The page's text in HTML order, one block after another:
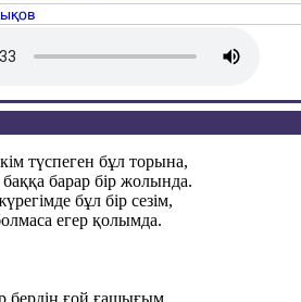
түспеген бұл торына,
барар бір жолында.
бұл бір сезім,
егер қолымда.
бердің ғой ғашығым,